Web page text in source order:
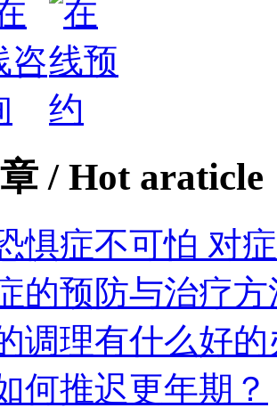
/ Hot araticle
惧症不可怕 对
的预防与治疗
调理有什么好
何推迟更年期？